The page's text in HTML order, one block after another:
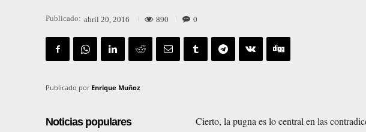
Publicado: abril 20, 2016 890 0
Publicado por Enrique Muñoz
Noticias populares
Cierto, la pugna es lo central en las